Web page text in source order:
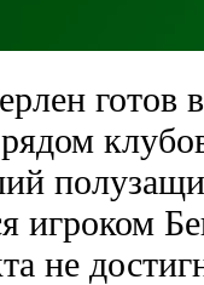
готов
игроком
не